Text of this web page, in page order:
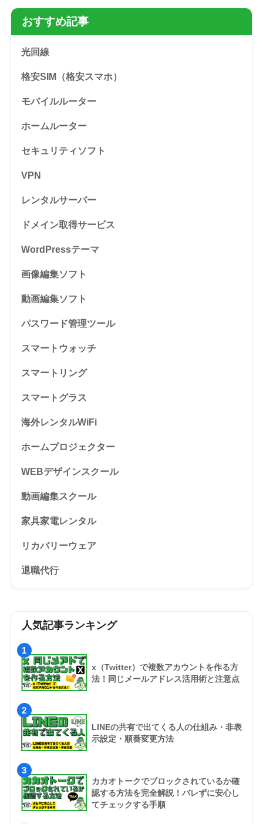
おすすめ記事
光回線
格安SIM（格安スマホ）
モバイルルーター
ホームルーター
セキュリティソフト
VPN
レンタルサーバー
ドメイン取得サービス
WordPressテーマ
画像編集ソフト
動画編集ソフト
パスワード管理ツール
スマートウォッチ
スマートリング
スマートグラス
海外レンタルWiFi
ホームプロジェクター
WEBデザインスクール
動画編集スクール
家具家電レンタル
リカバリーウェア
退職代行
人気記事ランキング
1
x（Twitter）で複数アカウントを作る方
法！同じメールアドレス活用術と注意点
2
LINEの共有で出てくる人の仕組み・非表
示設定・順番変更方法
3
カカオトークでブロックされているか確
認する方法を完全解説！バレずに安心し
てチェックする手順